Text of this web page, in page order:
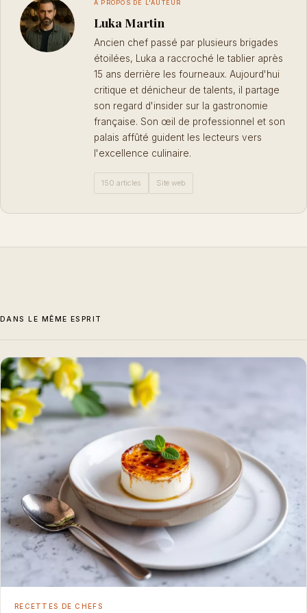
À PROPOS DE L'AUTEUR
Luka Martin
Ancien chef passé par plusieurs brigades
étoilées, Luka a raccroché le tablier après
15 ans derrière les fourneaux. Aujourd'hui
critique et dénicheur de talents, il partage
son regard d'insider sur la gastronomie
française. Son œil de professionnel et son
palais affûté guident les lecteurs vers
l'excellence culinaire.
150 articles Site web
DANS LE MÊME ESPRIT
RECETTES DE CHEFS